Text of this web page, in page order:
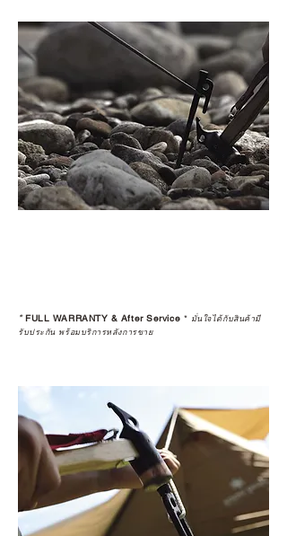
*FULL WARRANTY & After Service * มั่นใจได้กับสินค้ามี
รับประกัน พร้อมบริการหลังการขาย